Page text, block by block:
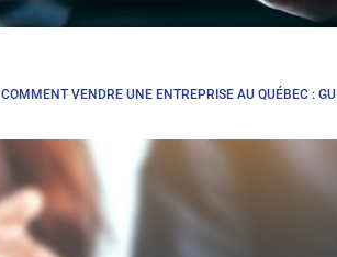
COMMENT VENDRE UNE ENTREPRISE AU QUÉBEC :